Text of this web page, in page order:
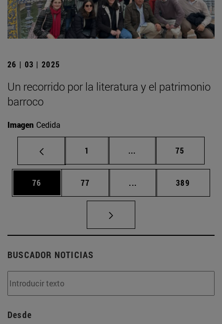
26 | 03 | 2025
Un recorrido por la literatura y el patrimonio
barroco
Imagen Cedida
Página
1 ... Páginas intermedias
Página
75
Página
76 Página
77 ... Páginas intermedias
Página
389
BUSCADOR NOTICIAS
Desde